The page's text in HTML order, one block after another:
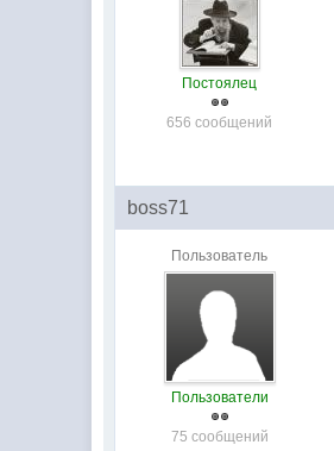
Постоялец
656 сообщений
boss71
Пользователь
Пользователи
75 сообщений